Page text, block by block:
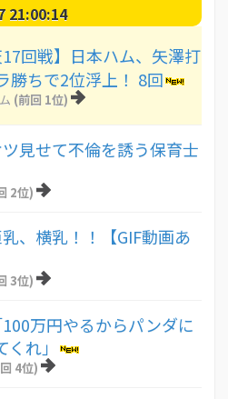
21:00:14
17回戦】日本ハム、矢澤打
勝ちで2位浮上！ 8回
(前回 1位)
見せて不倫を誘う保育士
2位)
、横乳！！【GIF動画あ
3位)
100万円やるからパンダに
れ」
4位)